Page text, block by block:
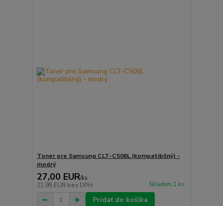
Toner pre Samsung CLT-C506L (kompatibilný) -
modrý
27,00 EUR/ks
21,95 EUR bez DPH Skladom 1 ks
Pridať do košíka